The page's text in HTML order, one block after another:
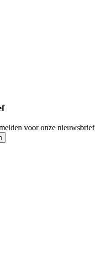
voor onze nieuwsbrief